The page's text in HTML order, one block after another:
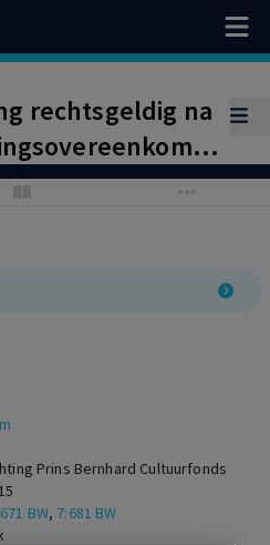
rechtsgeldig na
Prins Bernhard Cultuurfonds
BW, 7:681 BW